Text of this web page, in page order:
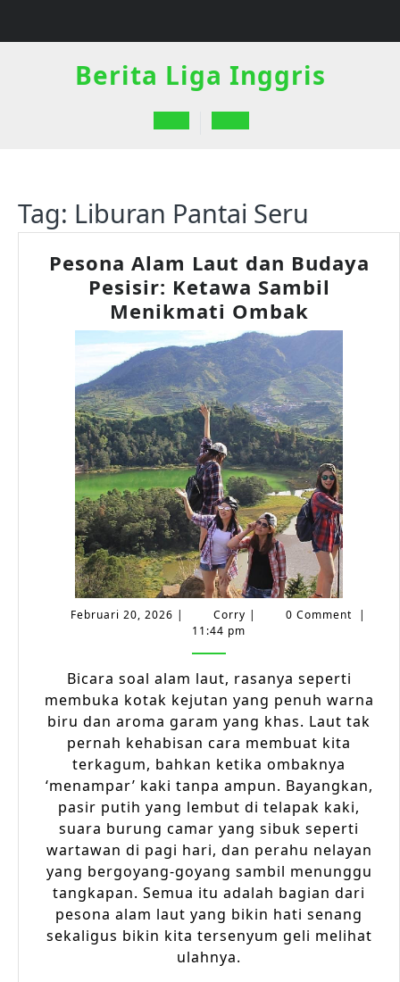
Berita Liga Inggris
Open
Tag: Liburan Pantai Seru
Pesona Alam Laut dan Budaya
Pesisir: Ketawa Sambil
Menikmati Ombak
Alam
dan
Budaya
Pesisir:
Ketawa
Sambil
Ombak
Februari 20, 2026 Februari
| Corry Corry
| 0 Comment
|
11:44 pm
Bicara soal alam laut, rasanya seperti
membuka kotak kejutan yang penuh warna
biru dan aroma garam yang khas. Laut tak
pernah kehabisan cara membuat kita
terkagum, bahkan ketika ombaknya
‘menampar’ kaki tanpa ampun. Bayangkan,
pasir putih yang lembut di telapak kaki,
suara burung camar yang sibuk seperti
wartawan di pagi hari, dan perahu nelayan
yang bergoyang-goyang sambil menunggu
tangkapan. Semua itu adalah bagian dari
pesona alam laut yang bikin hati senang
sekaligus bikin kita tersenyum geli melihat
ulahnya.